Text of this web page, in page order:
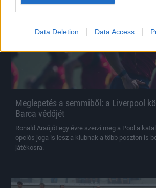
Data Deletion Data Access
Meglepetés a semmiből: a Liverpool
Barca védőjét
Ronald Araújót egy évre szerzi meg a Pool a
opciós joga is lesz a klubnak a több poszton is
játékosra.